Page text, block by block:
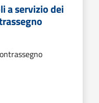
a servizio dei